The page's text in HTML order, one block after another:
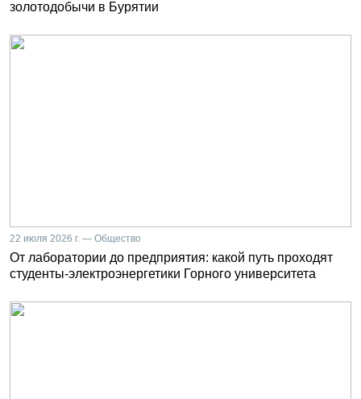
золотодобычи в Бурятии
22 июля 2026 г. — Общество
От лаборатории до предприятия: какой путь проходят
студенты-электроэнергетики Горного университета